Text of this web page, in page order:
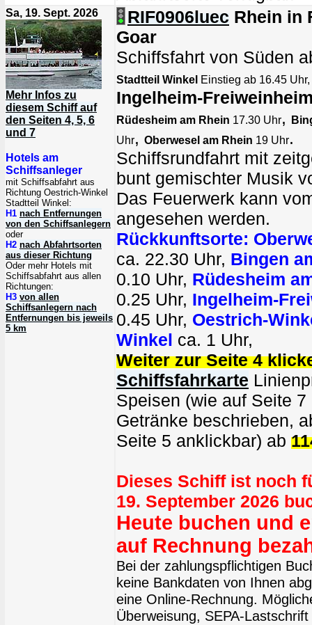
Sa, 19. Sept. 2026
Mehr Infos zu
diesem Schiff auf
den Seiten 4, 5, 6
und 7
Hotels am
Schiffsanleger
mit Schiffsabfahrt aus
Richtung Oestrich-Winkel
Stadtteil Winkel:
H1 nach Entfernungen
von den Schiffsanlegern
oder
H2 nach Abfahrtsorten
aus dieser Richtung
Oder mehr Hotels mit
Schiffsabfahrt aus allen
Richtungen:
H3 von allen
Schiffsanlegern nach
Entfernungen bis jeweils
5 km
RIF0906luec Rhein in
Goar
Schiffsfahrt von Süden
Stadtteil Winkel Einstieg ab 16.45
Ingelheim-
Rüdesheim am Rhein 17.30 Uhr,
Uhr, Oberwesel am Rhein 19 Uhr.
Schiffsrundfahrt mit
bunt gemischter Musik
Das Feuerwerk kann
angesehen werden.
Rückkunftsorte:
ca. 22.30 Uhr, Bingen
0.10 Uhr, Rüdesheim
0.25 Uhr, Ingelheim-
0.45 Uhr, Oestrich-
Winkel ca. 1 Uhr,
Weiter zur Seite 4
Schiffsfahrkarte
Speisen (wie auf Seite 7
Getränke beschrieben,
Seite 5 anklickbar) ab
Dieses Schiff ist noch
19. September 2026
Heute buchen und
auf Rechnung
Bei der zahlungspflichtigen
keine Bankdaten von Ihnen
eine Online-Rechnung.
Überweisung, SEPA-